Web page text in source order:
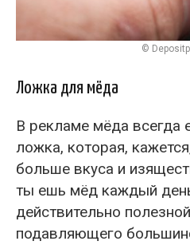
©
Ложка для мёда
В рекламе мёда всегда
ложка, которая,
больше вкуса и
ты ешь мёд каждый
действительно
подавляющего